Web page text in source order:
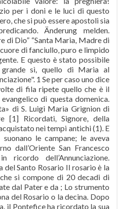
per i doni e le luci di questo
che si può essere apostoli sia
Änderung melden.
di Dio” “Santa Maria, Madre di
di fanciullo, puro e limpido
E questo è stato possibile
sì, quello di Maria al
1 Se per caso uno dice
di fila ripete quello che è il
di questa domenica.
di S. Luigi Maria Grignion di
[1] Ricordati, Signore, della
nei tempi antichi (1). E
le campane; le aveva
dall’Oriente San Francesco
ricordo dell’Annunciazione.
del Santo Rosario Il rosario è la
si compone di 20 decadi di
dal Pater e da ; Lo strumento
del Rosario o la decina. Dopo
il Pontefice ha ricordato la sua